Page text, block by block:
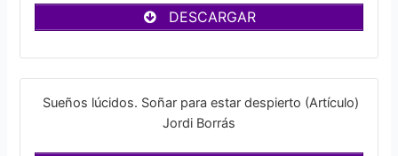
DESCARGAR
Sueños lúcidos. Soñar para estar despierto (Artículo)
Jordi Borrás